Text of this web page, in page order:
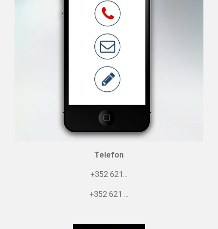
Telefon
+352 621...
+352 621 ...